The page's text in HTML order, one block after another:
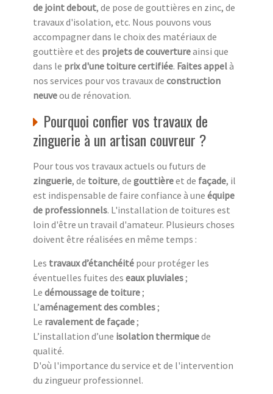
de joint debout, de pose de gouttières en zinc, de
travaux d'isolation, etc. Nous pouvons vous
accompagner dans le choix des matériaux de
gouttière et des projets de couvertureainsi que
dans le prix d'une toiture certifiée. Faites appelà
nos services pour vos travaux de construction
neuveou de rénovation.
Pourquoi confier vos travaux de
zinguerie à un artisan couvreur ?
Pour tous vos travaux actuels ou futurs de
zinguerie, de toiture, de gouttièreet de façade, il
est indispensable de faire confiance à une équipe
de professionnels. L'installation de toitures est
loin d'être un travail d'amateur. Plusieurs choses
doivent être réalisées en même temps :
Les travaux d’étanchéité pour protéger les
éventuelles fuites des eaux pluviales;
Le démoussage de toiture;
L’aménagement des combles;
Le ravalement de façade;
L’installation d’une isolation thermiquede
qualité.
D'où l'importance du service et de l'intervention
du zingueur professionnel.